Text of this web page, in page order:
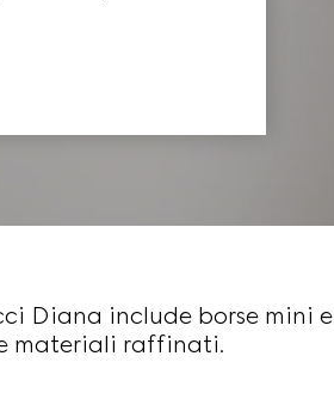
Diana include borse mini e
materiali raffinati.